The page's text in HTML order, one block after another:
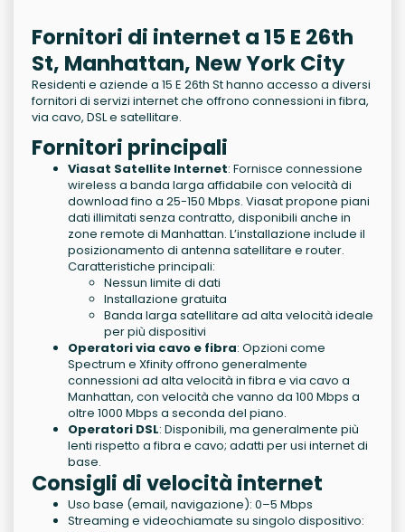
Fornitori di internet a 15 E 26th
St, Manhattan, New York City
Residenti e aziende a 15 E 26th St hanno accesso a diversi
fornitori di servizi internet che offrono connessioni in fibra,
via cavo, DSL e satellitare.
Fornitori principali
Viasat Satellite Internet: Fornisce connessione
wireless a banda larga affidabile con velocità di
download fino a 25-150 Mbps. Viasat propone piani
dati illimitati senza contratto, disponibili anche in
zone remote di Manhattan. L’installazione include il
posizionamento di antenna satellitare e router.
Caratteristiche principali:
Nessun limite di dati
Installazione gratuita
Banda larga satellitare ad alta velocità ideale
per più dispositivi
Operatori via cavo e fibra: Opzioni come
Spectrum e Xfinity offrono generalmente
connessioni ad alta velocità in fibra e via cavo a
Manhattan, con velocità che vanno da 100 Mbps a
oltre 1000 Mbps a seconda del piano.
Operatori DSL: Disponibili, ma generalmente più
lenti rispetto a fibra e cavo; adatti per usi internet di
base.
Consigli di velocità internet
Uso base (email, navigazione): 0–5 Mbps
Streaming e videochiamate su singolo dispositivo: